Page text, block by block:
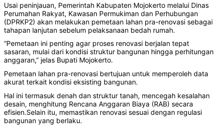
Usai peninjauan, Pemerintah Kabupaten Mojokerto melalui Dinas
Perumahan Rakyat, Kawasan Permukiman dan Perhubungan
(DPRKP2) akan melakukan pemetaan lahan pra-renovasi sebagai
tahapan lanjutan sebelum pelaksanaan bedah rumah.
“Pemetaan ini penting agar proses renovasi berjalan tepat
sasaran, mulai dari kondisi struktur bangunan hingga perhitungan
anggaran,” jelas Bupati Mojokerto.
Pemetaan lahan pra-renovasi bertujuan untuk memperoleh data
akurat terkait kondisi eksisting bangunan.
Hal ini termasuk denah dan struktur tanah, mencegah kesalahan
desain, menghitung Rencana Anggaran Biaya (RAB) secara
efisien.Selain itu, memastikan renovasi sesuai dengan regulasi
bangunan yang berlaku.